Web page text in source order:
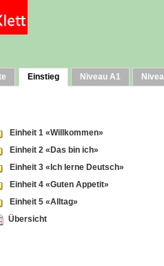
Einstieg Niveau A1
Einheit 1 «Willkommen»
Einheit 2 «Das bin ich»
Einheit 3 «Ich lerne Deutsch»
Einheit 4 «Guten Appetit»
Einheit 5 «Alltag»
Übersicht